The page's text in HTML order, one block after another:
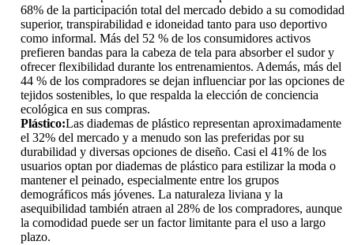
68% de la participación total del mercado debido a su comodidad
superior, transpirabilidad e idoneidad tanto para uso deportivo
como informal. Más del 52 % de los consumidores activos
prefieren bandas para la cabeza de tela para absorber el sudor y
ofrecer flexibilidad durante los entrenamientos. Además, más del
44 % de los compradores se dejan influenciar por las opciones de
tejidos sostenibles, lo que respalda la elección de conciencia
ecológica en sus compras.
Plástico:Las diademas de plástico representan aproximadamente
el 32% del mercado y a menudo son las preferidas por su
durabilidad y diversas opciones de diseño. Casi el 41% de los
usuarios optan por diademas de plástico para estilizar la moda o
mantener el peinado, especialmente entre los grupos
demográficos más jóvenes. La naturaleza liviana y la
asequibilidad también atraen al 28% de los compradores, aunque
la comodidad puede ser un factor limitante para el uso a largo
plazo.